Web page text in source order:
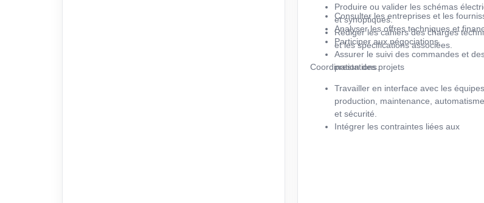
Produire ou valider les schémas
et synoptiques.
Rédiger les cahiers des charges
et les spécifications associées.
Consulter les entreprises et les
Analyser les offres techniques et
Participer aux négociations.
Assurer le suivi des commandes et
prestations.
Coordination des projets
Travailler en interface avec les équipes
production, maintenance,
et sécurité.
Intégrer les contraintes liées aux